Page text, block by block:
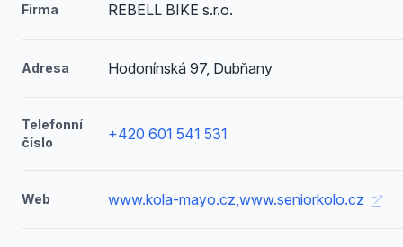
Firma REBELL BIKE s.r.o.
Adresa Hodonínská 97, Dubňany
Telefonní
číslo
+420 601 541 531
Web www.kola-mayo.cz,www.seniorkolo.cz